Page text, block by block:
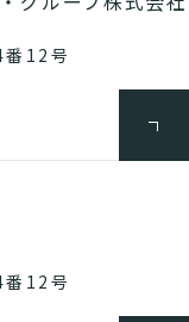
番12号
番12号